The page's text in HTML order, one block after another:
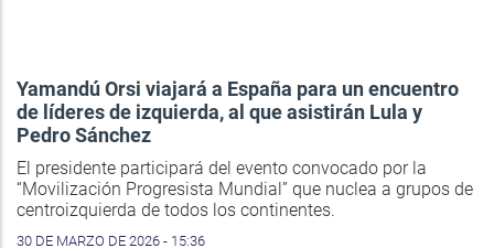
Yamandú Orsi viajará a España para un encuentro
de líderes de izquierda, al que asistirán Lula y
Pedro Sánchez
El presidente participará del evento convocado por la
“Movilización Progresista Mundial” que nuclea a grupos de
centroizquierda de todos los continentes.
30 DE MARZO DE 2026 - 15:36